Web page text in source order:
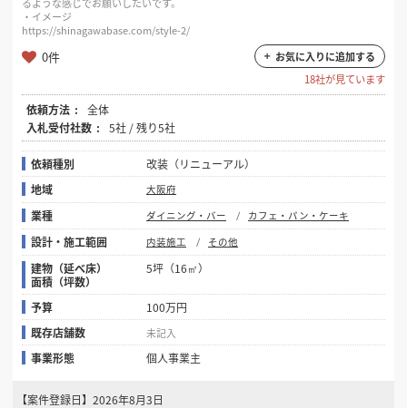
・イメージ
https://shinagawabase.com/style-2/
0件
お気に入りに追加する
18社が見ています
依頼方法
全体
入札受付社数
5社 / 残り5社
依頼種別
改装（リニューアル）
地域
大阪府
業種 ダイニング・バー カフェ・パン・ケーキ
設計・施工範囲 内装施工 その他
建物（延べ床）
面積（坪数）
5坪（16㎡）
予算
100万円
既存店舗数
未記入
事業形態 個人事業主
【案件登録日】 2026年8月3日